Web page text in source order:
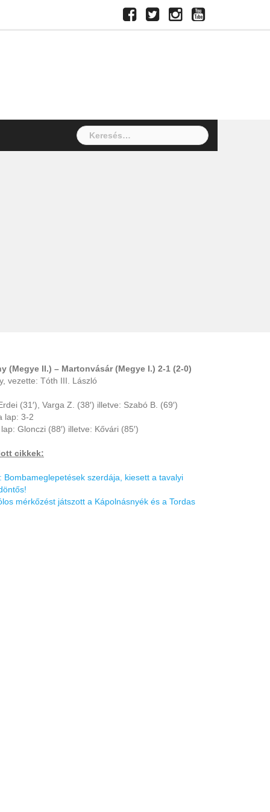
Facebook
TwitterInstagramYoutube
Keresés:
(Megye II.) – Martonvásár (Megye I.) 2-1 (2-0)
vezette: Tóth III. László
(31′), Varga Z. (38′) illetve: Szabó B. (69′)
lap: 3-2
Glonczi (88′) illetve: Kővári (85′)
cikkek:
Bombameglepetések szerdája, kiesett a tavalyi
mérkőzést játszott a Kápolnásnyék és a Tordas